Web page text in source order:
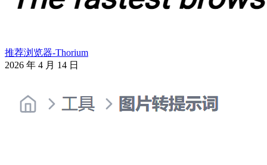
推荐浏览器-Thorium
2026 年 4 月 14 日